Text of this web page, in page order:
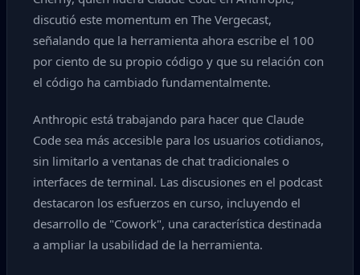
discutió este momentum en The Vergecast,
señalando que la herramienta ahora escribe el 100
por ciento de su propio código y que su relación con
el código ha cambiado fundamentalmente.
Anthropic está trabajando para hacer que Claude
Code sea más accesible para los usuarios cotidianos,
sin limitarlo a ventanas de chat tradicionales o
interfaces de terminal. Las discusiones en el podcast
destacaron los esfuerzos en curso, incluyendo el
desarrollo de "Cowork", una característica destinada
a ampliar la usabilidad de la herramienta.